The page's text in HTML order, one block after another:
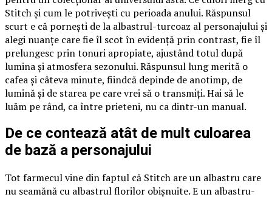
Stitch și cum le potrivești cu perioada anului. Răspunsul
scurt e că pornești de la albastrul-turcoaz al personajului și
alegi nuanțe care fie îl scot în evidență prin contrast, fie îl
prelungesc prin tonuri apropiate, ajustând totul după
lumina și atmosfera sezonului. Răspunsul lung merită o
cafea și câteva minute, fiindcă depinde de anotimp, de
lumină și de starea pe care vrei să o transmiți. Hai să le
luăm pe rând, ca între prieteni, nu ca dintr-un manual.
De ce contează atât de mult culoarea
de bază a personajului
Tot farmecul vine din faptul că Stitch are un albastru care
nu seamănă cu albastrul florilor obișnuite. E un albastru-